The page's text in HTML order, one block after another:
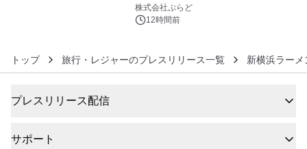
サウナも 「THE BOXY AWAJI」のお
得な素泊まり連泊プランで
株式会社ぷらど
12時間前
トップ 旅行・レジャーのプレスリリース一覧 新横浜ラーメ
プレスリリース配信
サポート